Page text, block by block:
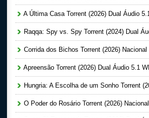
A Última Casa Torrent (2026) Dual Áudio
Raqqa: Spy vs. Spy Torrent (2024) Dual
Corrida dos Bichos Torrent (2026)
Apreensão Torrent (2026) Dual Áudio 5.1
Hungria: A Escolha de um Sonho Torrent (2026)
O Poder do Rosário Torrent (2026)